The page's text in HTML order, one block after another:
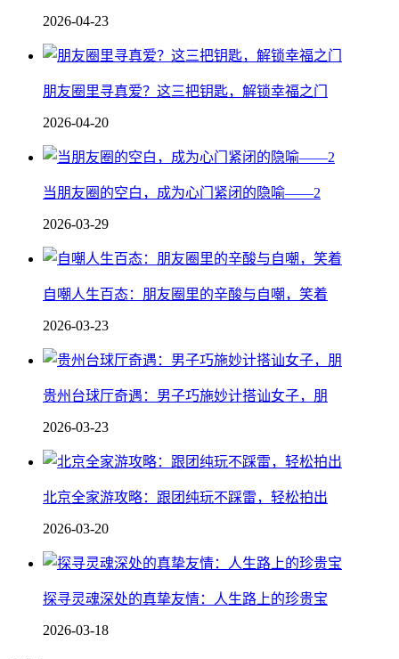
2026-04-23
朋友圈里寻真爱？这三把钥匙，解锁幸福之门
2026-04-20
当朋友圈的空白，成为心门紧闭的隐喻——2
2026-03-29
自嘲人生百态：朋友圈里的辛酸与自嘲，笑着
2026-03-23
贵州台球厅奇遇：男子巧施妙计搭讪女子，朋
2026-03-23
北京全家游攻略：跟团纯玩不踩雷，轻松拍出
2026-03-20
探寻灵魂深处的真挚友情：人生路上的珍贵宝
2026-03-18